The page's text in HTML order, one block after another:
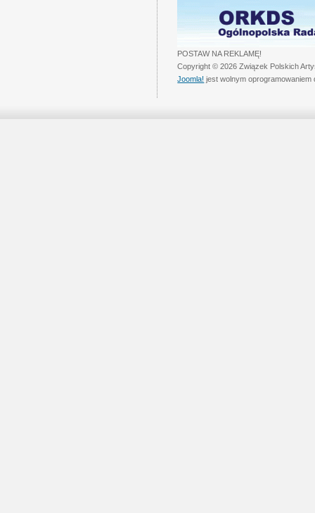
POSTAW NA REKLAMĘ!
Copyright © 2026 Związek Polskich
Joomla! jest wolnym